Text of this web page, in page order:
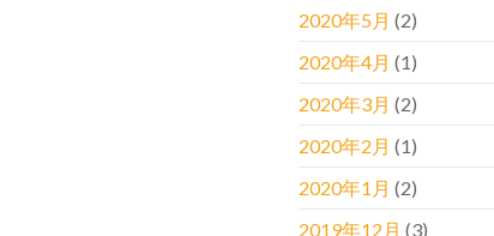
2020年5月 (2)
2020年4月 (1)
2020年3月 (2)
2020年2月 (1)
2020年1月 (2)
2019年12月 (3)